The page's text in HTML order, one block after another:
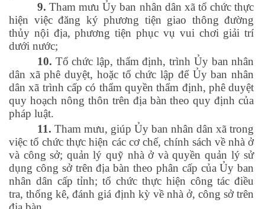
9. Tham mưu Ủy ban nhân dân xã tổ chức thực
hiện việc đăng ký phương tiện giao thông đường
thủy nội địa, phương tiện phục vụ vui chơi giải trí
dưới nước;
10. Tổ chức lập, thẩm định, trình Ủy ban nhân
dân xã phê duyệt, hoặc tổ chức lập để Ủy ban nhân
dân xã trình cấp có thẩm quyền thẩm định, phê duyệt
quy hoạch nông thôn trên địa bàn theo quy định của
pháp luật.
11. Tham mưu, giúp Ủy ban nhân dân xã trong
việc tổ chức thực hiện các cơ chế, chính sách về nhà ở
và công sở; quản lý quỹ nhà ở và quyền quản lý sử
dụng công sở trên địa bàn theo phân cấp của Ủy ban
nhân dân cấp tỉnh; tổ chức thực hiện công tác điều
tra, thống kê, đánh giá định kỳ về nhà ở, công sở trên